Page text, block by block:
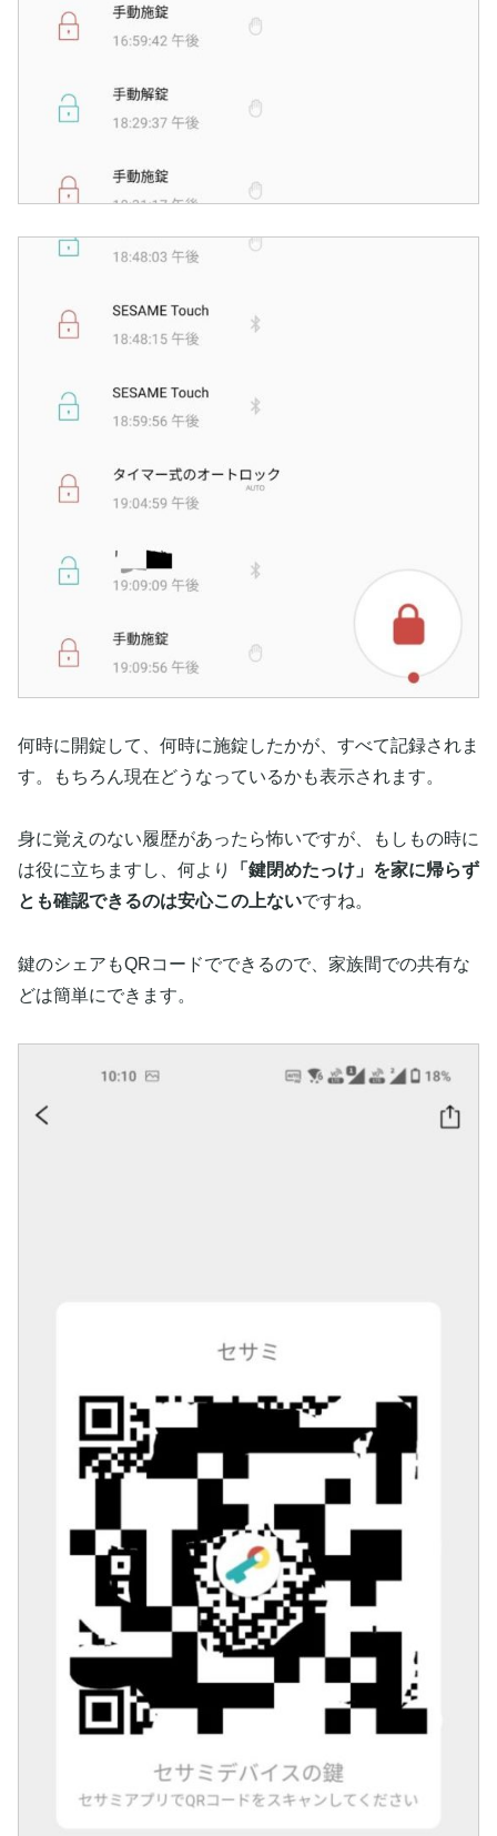
何時に開錠して、何時に施錠したかが、すべて記録されま
す。もちろん現在どうなっているかも表示されます。
身に覚えのない履歴があったら怖いですが、もしもの時に
は役に立ちますし、何より
「鍵閉めたっけ」を家に帰らず
とも確認できるのは安心この上ないですね。
鍵のシェアもQRコードでできるので、家族間での共有な
どは簡単にできます。